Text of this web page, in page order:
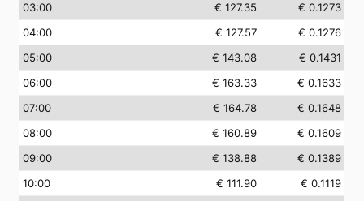
03:00 € 127.35
€ 0.1273
04:00 € 127.57
€ 0.1276
05:00 € 143.08
€ 0.1431
06:00 € 163.33
€ 0.1633
07:00 € 164.78
€ 0.1648
08:00 € 160.89
€ 0.1609
09:00 € 138.88
€ 0.1389
10:00 € 111.90
€ 0.1119